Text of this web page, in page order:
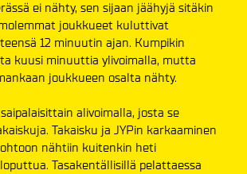
ei nähty, sen sijaan jäähyjä sitäkin
joukkueet kuluttivat
12 minuutin ajan. Kumpikin
kuusi minuuttia ylivoimalla, mutta
joukkueen osalta nähty.
alivoimalla, josta se
Takaisku ja JYPin karkaaminen
nähtiin kuitenkin heti
Tasakentällisillä pelattaessa